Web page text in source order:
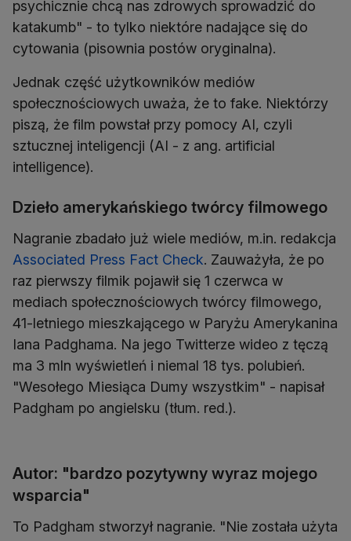
psychicznie chcą nas zdrowych sprowadzić do
katakumb" - to tylko niektóre nadające się do
cytowania (pisownia postów oryginalna).
Jednak część użytkowników mediów
społecznościowych uważa, że to fake. Niektórzy
piszą, że film powstał przy pomocy AI, czyli
sztucznej inteligencji (AI - z ang. artificial
intelligence).
Dzieło amerykańskiego twórcy filmowego
Nagranie zbadało już wiele mediów, m.in. redakcja
Associated Press Fact Check. Zauważyła, że po
raz pierwszy filmik pojawił się 1 czerwca w
mediach społecznościowych twórcy filmowego,
41-letniego mieszkającego w Paryżu Amerykanina
Iana Padghama. Na jego Twitterze wideo z tęczą
ma 3 mln wyświetleń i niemal 18 tys. polubień.
"Wesołego Miesiąca Dumy wszystkim" - napisał
Padgham po angielsku (tłum. red.).
Autor: "bardzo pozytywny wyraz mojego
wsparcia"
To Padgham stworzył nagranie. "Nie została użyta